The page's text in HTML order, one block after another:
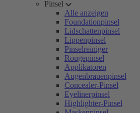
Pinsel
Alle anzeigen
Foundationpinsel
Lidschattenpinsel
Lippenpinsel
Pinselreiniger
Rougepinsel
Applikatoren
Augenbrauenpinsel
Concealer-Pinsel
Eyelinerpinsel
Highlighter-Pinsel